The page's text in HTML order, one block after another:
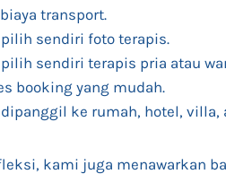
transport.
sendiri foto terapis.
sendiri terapis pria atau
booking yang mudah.
ke rumah, hotel, villa,
kami juga menawarkan